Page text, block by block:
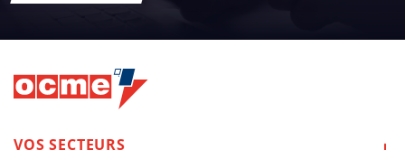
VOS SECTEURS